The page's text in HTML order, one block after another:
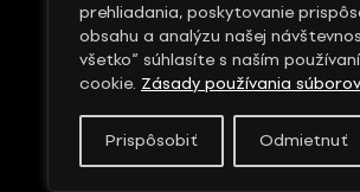
prehliadania, poskytovanie
obsahu a analýzu našej
všetko“ súhlasíte s naším
cookie. Zásady používania
Prispôsobiť Odmietnuť